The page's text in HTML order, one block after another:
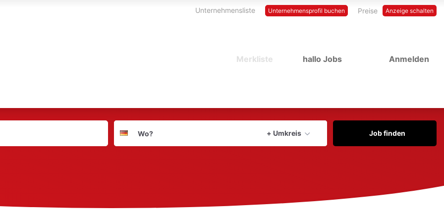
Anzeige schalten
Unternehmensliste Unternehmensprofil buchen Preise
Anmelden
Merkliste hallo Jobs
Deutschland
+ Umkreis
Aktuellen Ort verwenden
Job finden